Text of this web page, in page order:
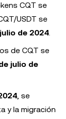
CQT se
USDT se
de 2024.
de CQT se
julio de
, se
y la migración